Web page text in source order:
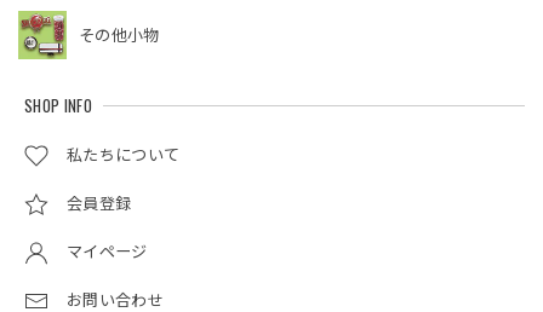
その他小物
SHOP INFO
私たちについて
会員登録
マイページ
お問い合わせ